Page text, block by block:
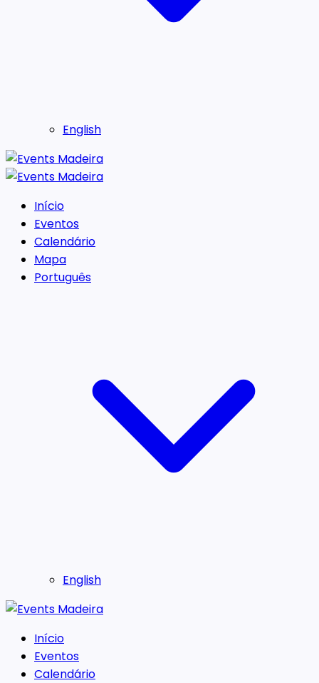
English
Início
Eventos
Calendário
Mapa
Português
English
Início
Eventos
Calendário